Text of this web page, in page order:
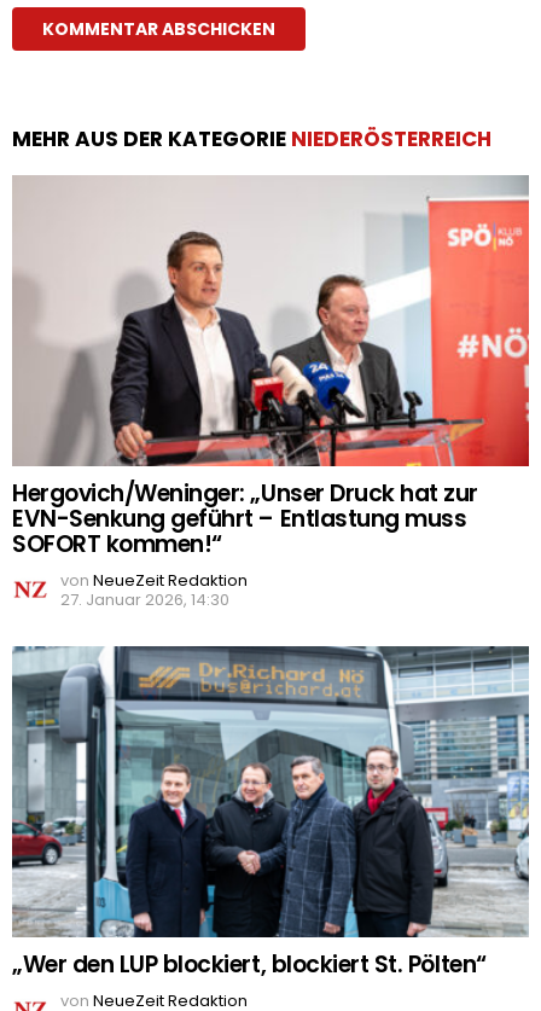
MEHR AUS DER KATEGORIE NIEDERÖSTERREICH
Hergovich/Weninger: „Unser Druck hat zur
EVN-Senkung geführt – Entlastung muss
SOFORT kommen!“
von NeueZeit Redaktion
27. Januar 2026, 14:30
„Wer den LUP blockiert, blockiert St. Pölten“
von NeueZeit Redaktion